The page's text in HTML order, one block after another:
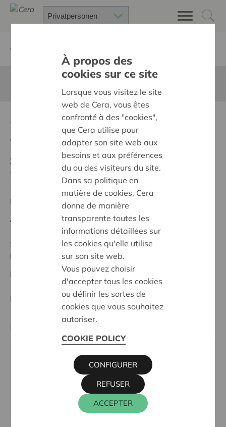
Opleiding Vrijwilligers
Ziel:
Des quartiers chaleureux et bienveillants pour
tous
Regionales Projekt
Anfangsdatum:09/10/2023
Stand :
Complete
Leuven
Datum:
09/10/2023
Entscheidung:Approved
Partner
LEIF OOST BRABANT, RUELENSPARK 35, 3001
www.leif.be/over-leif/leif-in-je-
buurt/leifpunt-oost-brabant
À propos des
cookies sur ce site
Lorsque vous visitez le site
web de Cera, vous êtes
confronté à des "cookies",
que Cera utilise pour
adapter son site web aux
besoins et aux préférences
du ou des visiteurs du site.
Dans sa politique en
matière de cookies, Cera
donne de manière
transparente toutes les
informations détaillées sur
les cookies qu'elle utilise
sur son site web.
Vous pouvez choisir
d'accepter tous les cookies
ou définir les sortes de
cookies que vous souhaitez
autoriser.
COOKIE POLICY
ACCEPTER
REFUSER
CONFIGURER